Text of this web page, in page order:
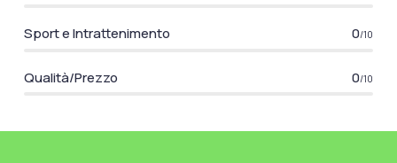
Sport e Intrattenimento 0/10
Qualità/Prezzo 0/10